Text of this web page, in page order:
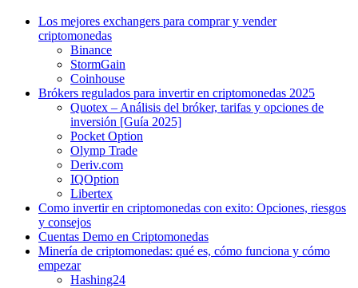
Los mejores exchangers para comprar y vender
criptomonedas
Binance
StormGain
Coinhouse
Brókers regulados para invertir en criptomonedas 2025
Quotex – Análisis del bróker, tarifas y opciones de
inversión [Guía 2025]
Pocket Option
Olymp Trade
Deriv.com
IQOption
Libertex
Como invertir en criptomonedas con exito: Opciones, riesgos
y consejos
Cuentas Demo en Criptomonedas
Minería de criptomonedas: qué es, cómo funciona y cómo
empezar
Hashing24